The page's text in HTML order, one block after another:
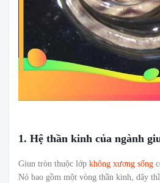
1. Hệ thần kinh của ngành
Giun tròn thuộc lớp không xương sống
Nó bao gồm một vòng thần kinh, dây